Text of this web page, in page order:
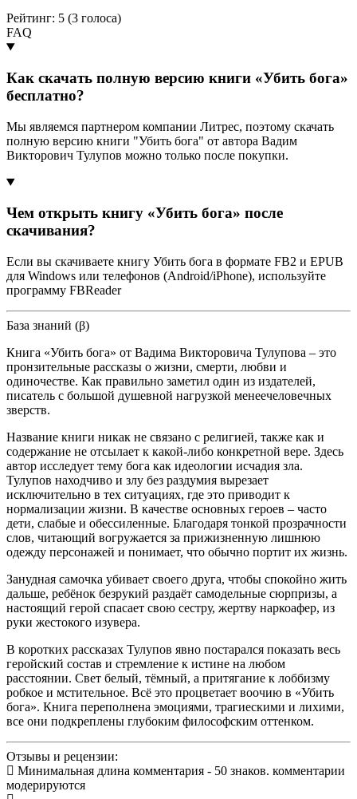
Рейтинг: 5 (3 голоса)
FAQ
Как скачать полную версию книги «Убить бога»
бесплатно?
Мы являемся партнером компании Литрес, поэтому скачать
полную версию книги "Убить бога" от автора Вадим
Викторович Тулупов можно только после покупки.
Чем открыть книгу «Убить бога» после
скачивания?
Если вы скачиваете книгу Убить бога в формате FB2 и EPUB
для Windows или телефонов (Android/iPhone), используйте
программу FBReader
База знаний (β)
Книга «Убить бога» от Вадима Викторовича Тулупова – это
пронзительные рассказы о жизни, смерти, любви и
одиночестве. Как правильно заметил один из издателей,
писатель с большой душевной нагрузкой менеечеловечных
зверств.
Название книги никак не связано с религией, также как и
содержание не отсылает к какой-либо конкретной вере. Здесь
автор исследует тему бога как идеологии исчадия зла.
Тулупов находчиво и злу без раздумия вырезает
исключительно в тех ситуациях, где это приводит к
нормализации жизни. В качестве основных героев – часто
дети, слабые и обессиленные. Благодаря тонкой прозрачности
слов, читающий вогружается за прижизненную лишнюю
одежду персонажей и понимает, что обычно портит их жизнь.
Занудная самочка убивает своего друга, чтобы спокойно жить
дальше, ребёнок безрукий раздаёт самодельные сюрпризы, а
настоящий герой спасает свою сестру, жертву наркоафер, из
руки жестокого изувера.
В коротких рассказах Тулупов явно постарался показать весь
геройский состав и стремление к истине на любом
расстоянии. Свет белый, тёмный, а притягание к лоббизму
робкое и мстительное. Всё это процветает воочию в «Убить
бога». Книга переполнена эмоциями, трагиескими и лихими,
все они подкреплены глубоким философским оттенком.
Отзывы и рецензии:
Минимальная длина комментария - 50 знаков. комментарии
модерируются